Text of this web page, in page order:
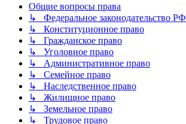
Общие вопросы права
↳ Федеральное законодательство РФ
↳ Конституционное право
↳ Гражданское право
↳ Уголовное право
↳ Административное право
↳ Семейное право
↳ Наследственное право
↳ Жилищное право
↳ Земельное право
↳ Трудовое право